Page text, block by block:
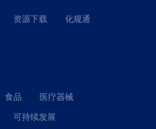
资源下载
化规通
食品
医疗器械
可持续发展